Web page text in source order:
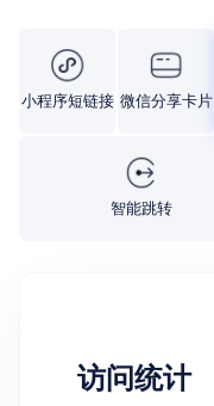
小程序短链接 微信分享卡片
智能跳转
访问统计